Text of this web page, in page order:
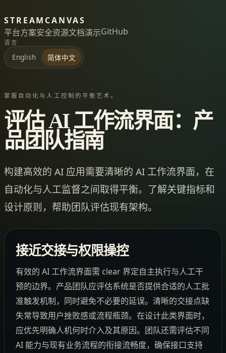
STREAMCANVAS
平台方案安全资源文档演示GitHub
语言
English 简体中文
掌握自动化与人工控制的平衡艺术。
评估 AI 工作流界面：产
品团队指南
构建高效的 AI 应用需要清晰的 AI 工作流界面，在
自动化与人工监督之间取得平衡。了解关键指标和
设计原则，帮助团队评估现有架构。
接近交接与权限操控
有效的 AI 工作流界面需 clear 界定自主执行与人工干
预的边界。产品团队应评估系统是否提供合适的人工批
准触发机制，同时避免不必要的延误。清晰的交接点缺
失常导致用户挫败感或流程瓶颈。在设计此类界面时，
应优先明确人机何时介入及其原因。团队还需评估不同
AI 能力与现有业务流程的衔接流畅度，确保接口支持